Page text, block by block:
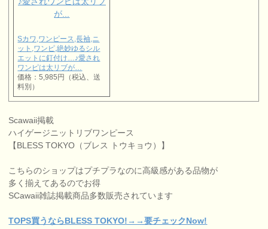
Sカワ,ワンピース,長袖,ニ
ット,ワンピ,絶妙ゆるシル
エットに釘付け…♪愛され
ワンピは太リブが…
価格：5,985円（税込、送
料別）
Scawaii掲載
ハイゲージニットリブワンピース
【BLESS TOKYO（ブレス トウキョウ）】
こちらのショップはプチプラなのに高級感がある品物が
多く揃えてあるのでお得
SCawaii雑誌掲載商品多数販売されています
TOPS買うならBLESS TOKYO!→→要チェックNow!